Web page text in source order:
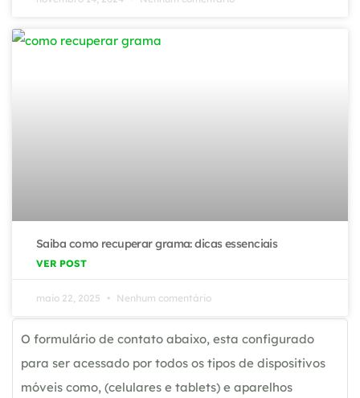
Saiba como recuperar grama: dicas essenciais
VER POST
maio 22, 2025 Nenhum comentário
O formulário de contato abaixo, esta configurado
para ser acessado por todos os tipos de dispositivos
móveis como, (celulares e tablets) e aparelhos